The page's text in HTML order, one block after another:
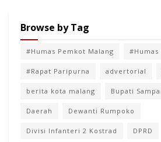
Browse by Tag
#Humas Pemkot Malang #Humas
#Rapat Paripurna advertorial
berita kota malang Bupati
Daerah Dewanti Rumpoko
Divisi Infanteri 2 Kostrad DPRD